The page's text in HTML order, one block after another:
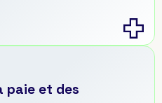
paie et des